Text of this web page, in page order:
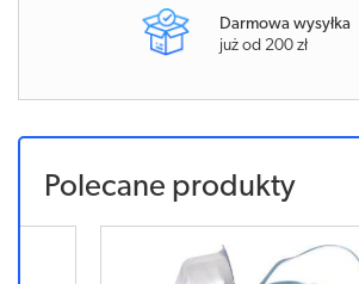
Darmowa wysyłka
już od 200 zł
Polecane produkty